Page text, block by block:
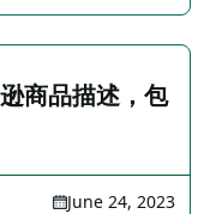
商品描述，包
June 24, 2023